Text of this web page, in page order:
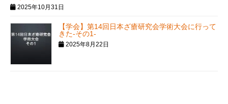
2025年10月31日
【学会】第14回日本ざ瘡研究会学術大会に行って
きた-その1-
2025年8月22日